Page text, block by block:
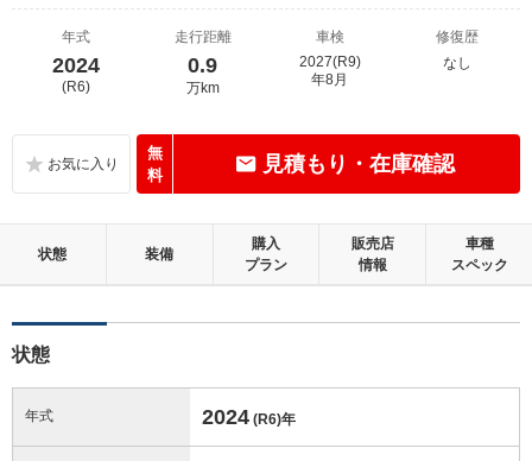
年式
2024
(R6)
走行距離
0.9
万km
車検
2027(R9)
年8月
修復歴
なし
無
料
見積もり・在庫確認
状態 装備
購入
プラン
販売店
情報
車種
スペック
状態
年式 2024 (R6)年